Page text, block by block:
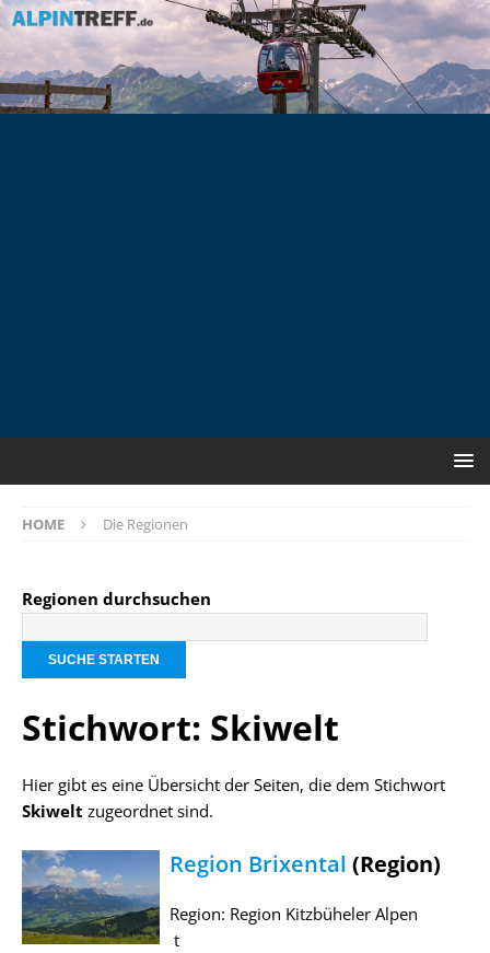
HOME Die Regionen
Regionen durchsuchen
Stichwort: Skiwelt
Hier gibt es eine Übersicht der Seiten, die dem Stichwort
Skiwelt zugeordnet sind.
Region Brixental (Region)
Region: Region Kitzbüheler Alpen
t